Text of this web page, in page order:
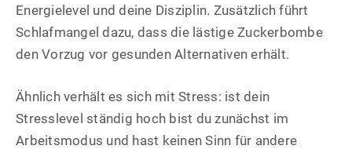
Energielevel und deine Disziplin. Zusätzlich führt
Schlafmangel dazu, dass die lästige Zuckerbombe
den Vorzug vor gesunden Alternativen erhält.
Ähnlich verhält es sich mit Stress: ist dein
Stresslevel ständig hoch bist du zunächst im
Arbeitsmodus und hast keinen Sinn für andere